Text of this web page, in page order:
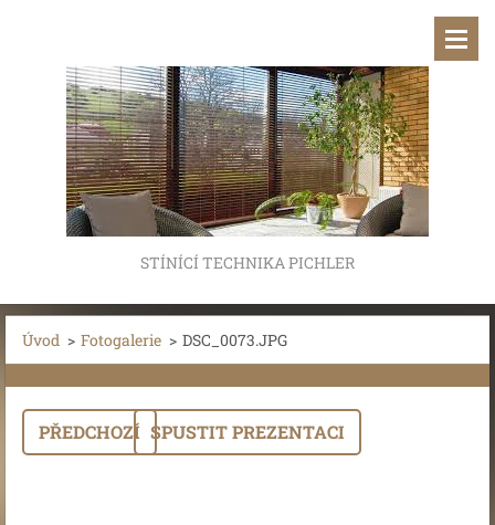
STÍNÍCÍ TECHNIKA PICHLER
Úvod > Fotogalerie > DSC_0073.JPG
PŘEDCHOZÍ SPUSTIT PREZENTACI